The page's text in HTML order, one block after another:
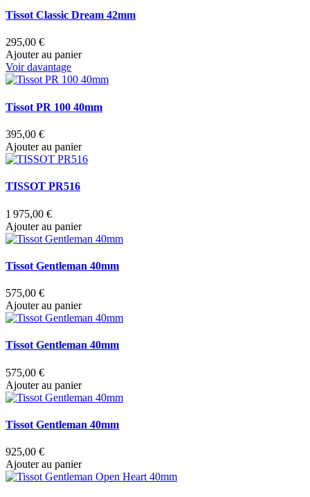
Tissot Classic Dream 42mm
295,00 €
Ajouter au panier
Voir davantage
Tissot PR 100 40mm
395,00 €
Ajouter au panier
TISSOT PR516
1 975,00 €
Ajouter au panier
Tissot Gentleman 40mm
575,00 €
Ajouter au panier
Tissot Gentleman 40mm
575,00 €
Ajouter au panier
Tissot Gentleman 40mm
925,00 €
Ajouter au panier